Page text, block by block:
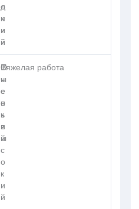
о
к
и
й
д
н
и
й
О
ч
е
н
ь
в
ы
с
о
к
и
й
В
ы
с
о
к
и
й
Тяжелая работа